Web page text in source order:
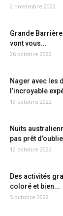
2 novembre 2022
Grande
vont vous...
26 octobre 2022
Nager avec les
l’incroyable
19 octobre 2022
Nuits
pas prêt
12 octobre 2022
Des activités
coloré et bien...
5 octobre 2022